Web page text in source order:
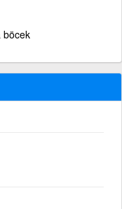
böcek